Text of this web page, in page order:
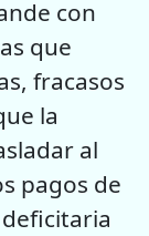
con
que
fracasos
la
al
pagos de